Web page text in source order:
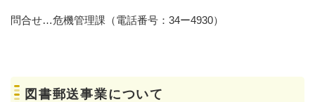
問合せ…危機管理課（電話番号：34ー4930）
図書郵送事業について